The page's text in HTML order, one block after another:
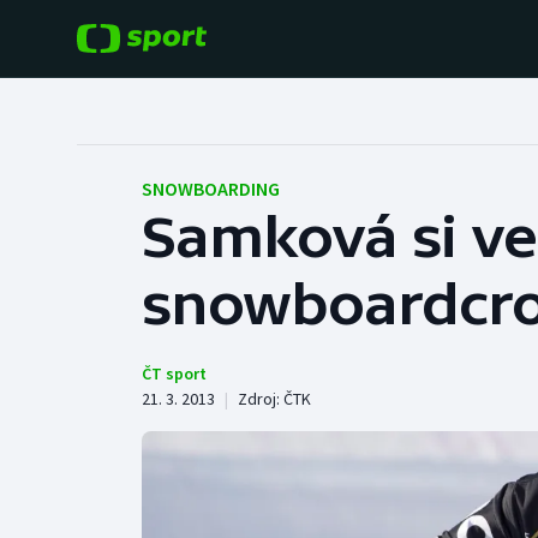
Hokej
Tenis
Cyklistika
Baseball a softbal
Basketbal
Boby a skeleton
SNOWBOARDING
Samková si
ČT sport
21. 3. 2013 | Zdroj: ČTK